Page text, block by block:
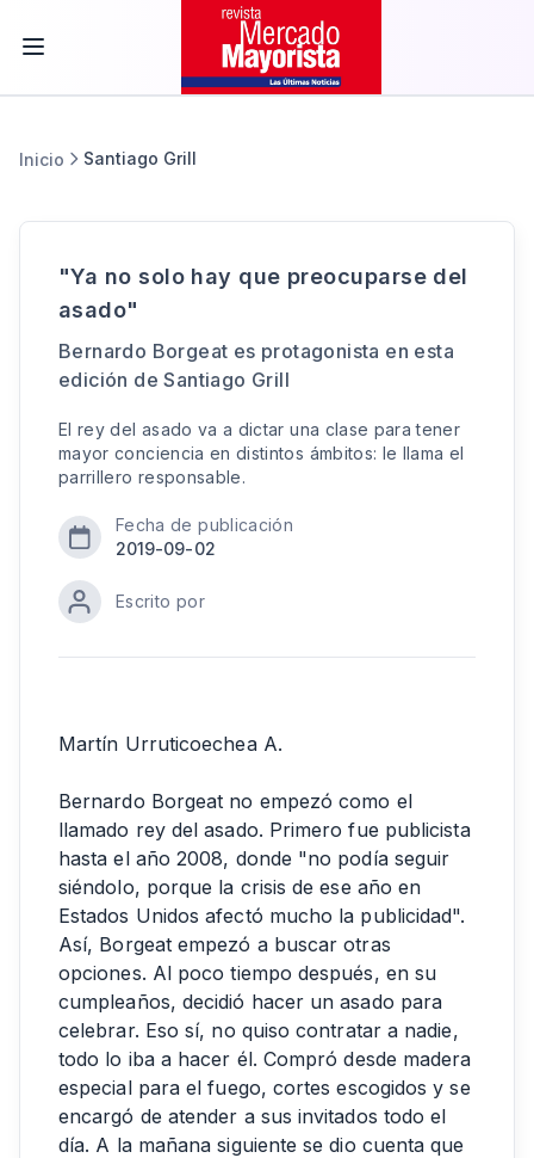
Inicio Santiago Grill
"Ya no solo hay que preocuparse del
asado"
Bernardo Borgeat es protagonista en esta
edición de Santiago Grill
El rey del asado va a dictar una clase para tener
mayor conciencia en distintos ámbitos: le llama el
parrillero responsable.
Fecha de publicación
2019-09-02
Escrito por
Martín Urruticoechea A.
Bernardo Borgeat no empezó como el
llamado rey del asado. Primero fue publicista
hasta el año 2008, donde "no podía seguir
siéndolo, porque la crisis de ese año en
Estados Unidos afectó mucho la publicidad".
Así, Borgeat empezó a buscar otras
opciones. Al poco tiempo después, en su
cumpleaños, decidió hacer un asado para
celebrar. Eso sí, no quiso contratar a nadie,
todo lo iba a hacer él. Compró desde madera
especial para el fuego, cortes escogidos y se
encargó de atender a sus invitados todo el
día. A la mañana siguiente se dio cuenta que